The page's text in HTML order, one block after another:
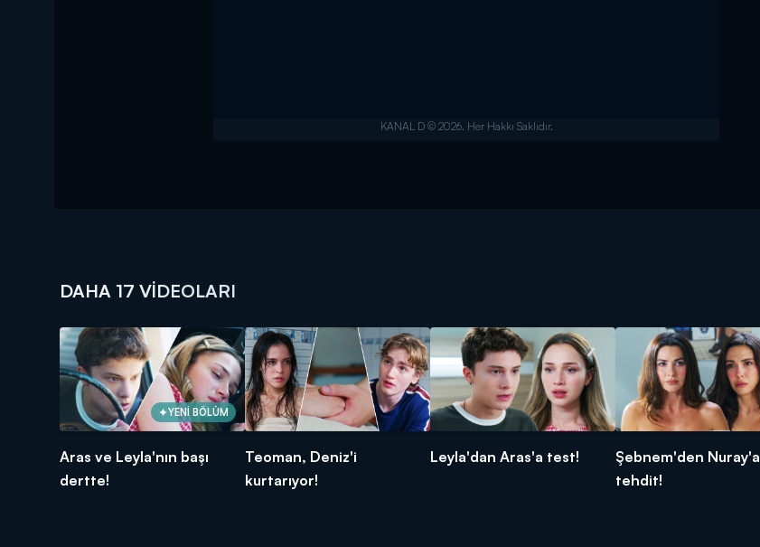
DAHA 17 VIDEOLARI
YENİ BÖLÜM
Aras ve Leyla'nın başı
dertte!
Teoman, Deniz'i
kurtarıyor!
Leyla'dan Aras'a test!
Şebnem'den Nuray'a
tehdit!